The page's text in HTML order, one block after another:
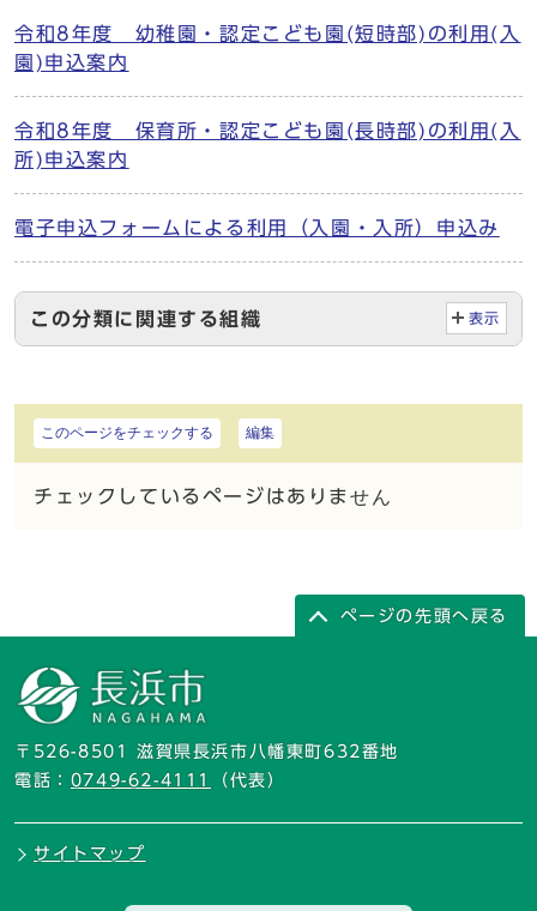
令和8年度 幼稚園・認定こども園(短時部)の利用(入
園)申込案内
令和8年度 保育所・認定こども園(長時部)の利用(入
所)申込案内
電子申込フォームによる利用（入園・入所）申込み
この分類に関連する組織 表示
このページをチェックする 編集
チェックしているページはありません
ページの先頭へ戻る
〒526-8501 滋賀県長浜市八幡東町632番地
電話： 0749-62-4111 （代表）
サイトマップ